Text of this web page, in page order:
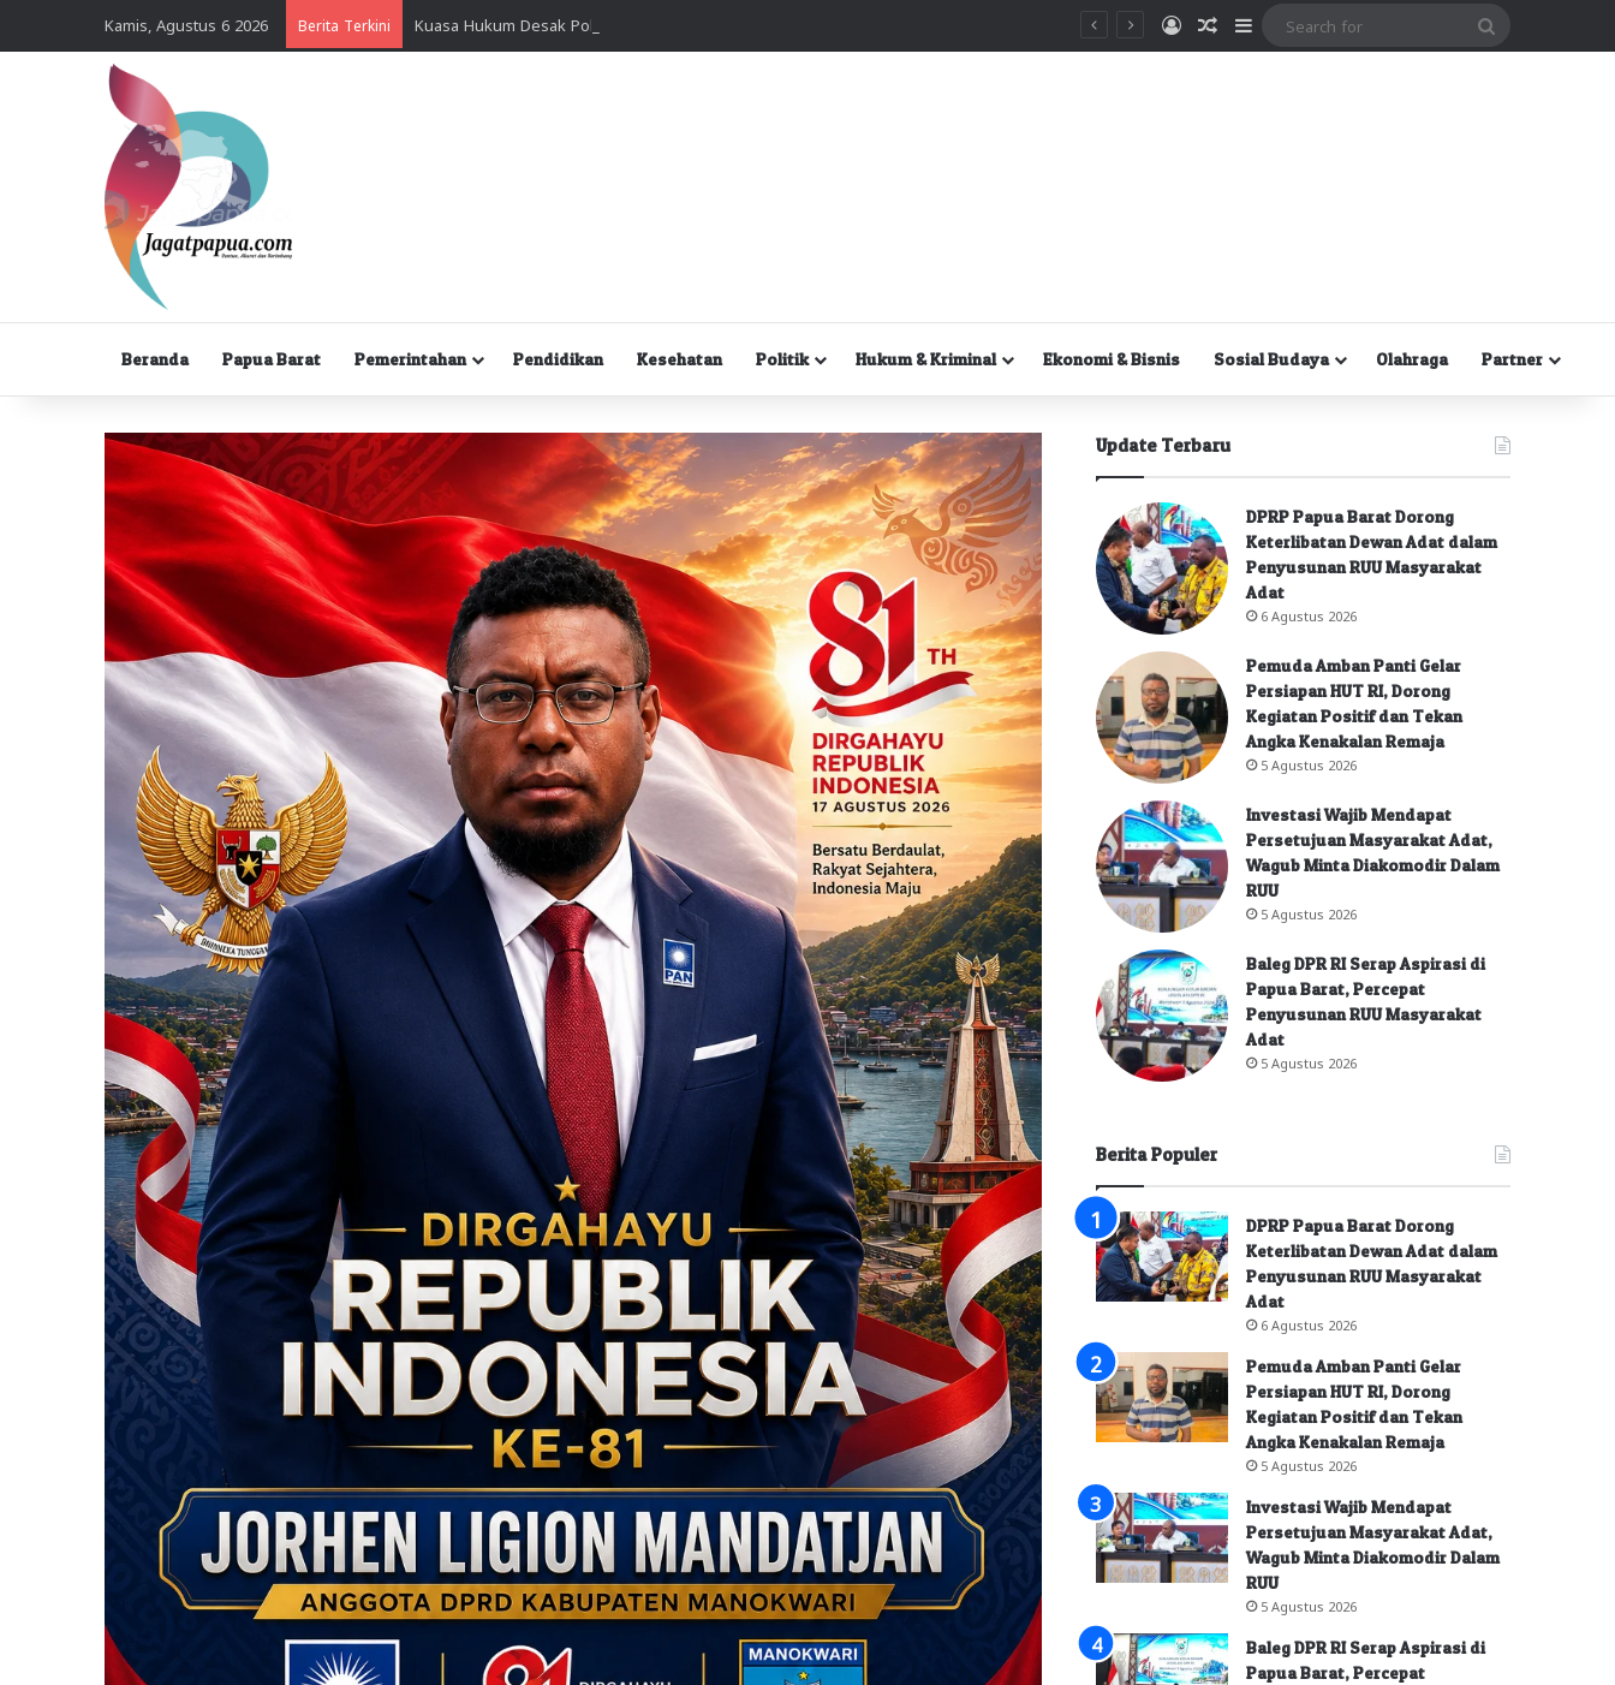
Kamis, Agustus 6 2026 Berita Terkini MasukRandom Article
Sidebar
Beranda Papua Barat Pemerintahan Pendidikan Kesehatan Politik Hukum & Kriminal Ekonomi & Bisnis Sosial Budaya Olahraga Partner
Update Terbaru
DPRP Papua Barat Dorong
Keterlibatan Dewan Adat dalam
Penyusunan RUU Masyarakat
Adat
6 Agustus 2026
Pemuda Amban Panti Gelar
Persiapan HUT RI, Dorong
Kegiatan Positif dan Tekan
Angka Kenakalan Remaja
5 Agustus 2026
Investasi Wajib Mendapat
Persetujuan Masyarakat Adat,
Wagub Minta Diakomodir Dalam
RUU
5 Agustus 2026
Baleg DPR RI Serap Aspirasi di
Papua Barat, Percepat
Penyusunan RUU Masyarakat
Adat
5 Agustus 2026
Berita Populer
DPRP Papua Barat Dorong
Keterlibatan Dewan Adat dalam
Penyusunan RUU Masyarakat
Adat
6 Agustus 2026
Pemuda Amban Panti Gelar
Persiapan HUT RI, Dorong
Kegiatan Positif dan Tekan
Angka Kenakalan Remaja
5 Agustus 2026
Investasi Wajib Mendapat
Persetujuan Masyarakat Adat,
Wagub Minta Diakomodir Dalam
RUU
5 Agustus 2026
Baleg DPR RI Serap Aspirasi di
Papua Barat, Percepat